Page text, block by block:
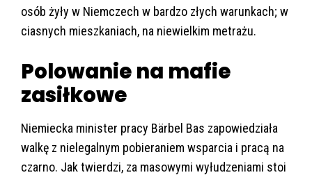
osób żyły w Niemczech w bardzo złych warunkach; w
ciasnych mieszkaniach, na niewielkim metrażu.
Polowanie na mafie
zasiłkowe
Niemiecka minister pracy Bärbel Bas zapowiedziała
walkę z nielegalnym pobieraniem wsparcia i pracą na
czarno. Jak twierdzi, za masowymi wyłudzeniami stoi